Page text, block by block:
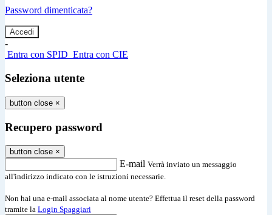
Password dimenticata?
-
Entra con SPID Entra con CIE
Seleziona utente
button close ×
Recupero password
button close ×
E-mail Verrà inviato un messaggio
all'indirizzo indicato con le istruzioni necessarie.
Non hai una e-mail associata al nome utente? Effettua il reset della password
tramite la Login Spaggiari